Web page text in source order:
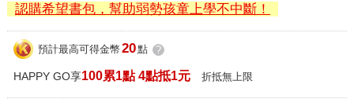
認購希望書包，幫助弱勢孩童上學不中斷！
預計最高可得金幣 20點 ?
HAPPY GO享100累1點 4點抵1元 折抵無上限